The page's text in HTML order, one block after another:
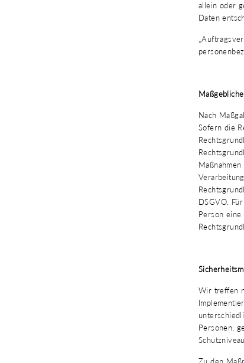
allein oder
Daten
Nach
Sofern die
DSGVO.
Person
Wir treffen
Personen,